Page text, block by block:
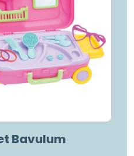
Bavulum